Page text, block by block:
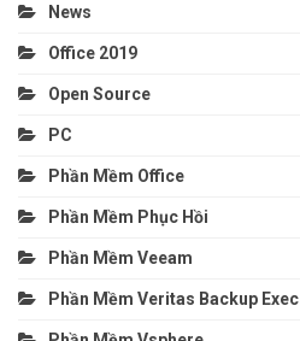
News
Office 2019
Open Source
PC
Phần Mềm Office
Phần Mềm Phục Hồi
Phần Mềm Veeam
Phần Mềm Veritas Backup Exec